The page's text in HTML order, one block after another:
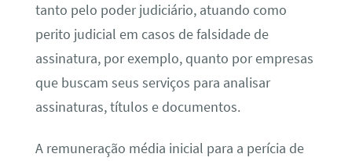
tanto pelo poder judiciário, atuando como
perito judicial em casos de falsidade de
assinatura, por exemplo, quanto por empresas
que buscam seus serviços para analisar
assinaturas, títulos e documentos.
A remuneração média inicial para a perícia de